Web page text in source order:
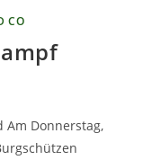
CO
Am Donnerstag,